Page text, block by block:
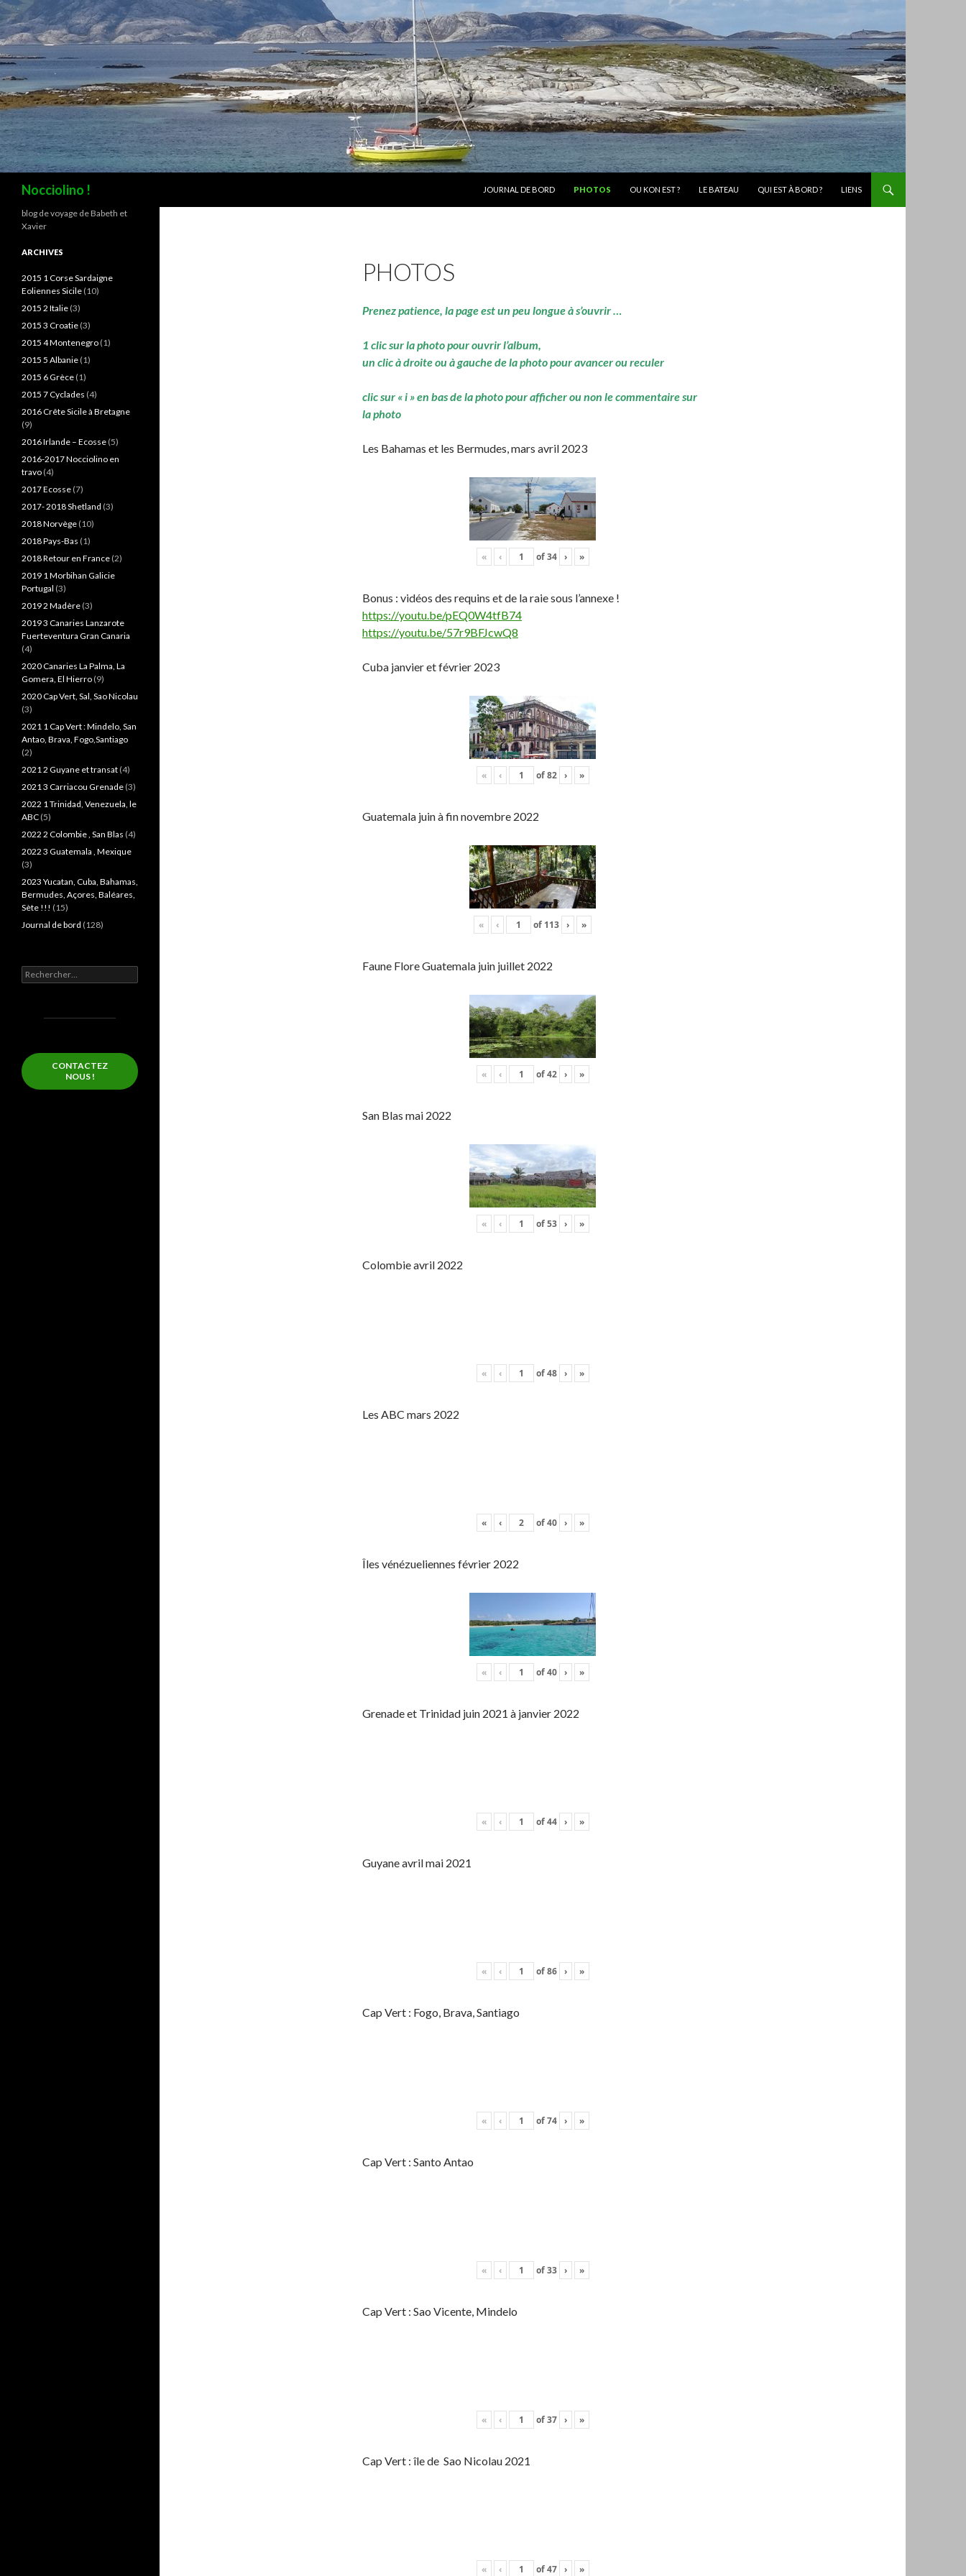
Nocciolino !
JOURNAL DE BORD
PHOTOS OU KON EST ? LE BATEAU QUI EST À BORD ? LIENS
PHOTOS
Prenez patience, la page est un peu longue à s’ouvrir …
1 clic sur la photo pour ouvrir l’album,
un clic à droite ou à gauche de la photo pour avancer ou reculer
clic sur « i » en bas de la photo pour afficher ou non le commentaire sur
la photo
Les Bahamas et les Bermudes, mars avril 2023
« ‹ of34 › »
Bonus : vidéos des requins et de la raie sous l’annexe !
https://youtu.be/pEQ0W4tfB74
https://youtu.be/57r9BFJcwQ8
Cuba janvier et février 2023
« ‹ of82 › »
Guatemala juin à fin novembre 2022
« ‹ of 113 › »
Faune Flore Guatemala juin juillet 2022
« ‹ of42 › »
San Blas mai 2022
« ‹ of53 › »
Colombie avril 2022
« ‹ of48 › »
Les ABC mars 2022
« ‹ of40 › »
Îles vénézueliennes février 2022
« ‹ of40 › »
Grenade et Trinidad juin 2021 à janvier 2022
« ‹ of44 › »
Guyane avril mai 2021
« ‹ of86 › »
Cap Vert : Fogo, Brava, Santiago
« ‹ of74 › »
Cap Vert : Santo Antao
« ‹ of33 › »
Cap Vert : Sao Vicente, Mindelo
« ‹ of37 › »
Cap Vert : île de Sao Nicolau 2021
« ‹ of47 › »
blog de voyage de Babeth et
Xavier
ARCHIVES
2015 1 Corse Sardaigne
Eoliennes Sicile (10)
2015 2 Italie (3)
2015 3 Croatie (3)
2015 4 Montenegro (1)
2015 5 Albanie (1)
2015 6 Grèce (1)
2015 7 Cyclades (4)
2016 Crête Sicile à Bretagne
(9)
2016 Irlande – Ecosse (5)
2016-2017 Nocciolino en
travo (4)
2017 Ecosse (7)
2017- 2018 Shetland (3)
2018 Norvège (10)
2018 Pays-Bas (1)
2018 Retour en France (2)
2019 1 Morbihan Galicie
Portugal (3)
2019 2 Madère (3)
2019 3 Canaries Lanzarote
Fuerteventura Gran Canaria
(4)
2020 Canaries La Palma, La
Gomera, El Hierro (9)
2020 Cap Vert, Sal, Sao Nicolau
(3)
2021 1 Cap Vert : Mindelo, San
Antao, Brava, Fogo,Santiago
(2)
2021 2 Guyane et transat (4)
2021 3 Carriacou Grenade (3)
2022 1 Trinidad, Venezuela, le
ABC (5)
2022 2 Colombie , San Blas (4)
2022 3 Guatemala , Mexique
(3)
2023 Yucatan, Cuba, Bahamas,
Bermudes, Açores, Baléares,
Sète !!! (15)
Journal de bord (128)
Rechercher :
CONTACTEZ
NOUS !